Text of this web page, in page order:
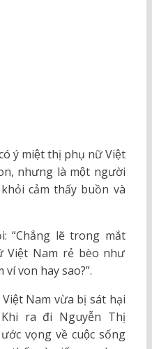
ý miệt thị phụ nữ Việt
nhưng là một người
cảm thấy buồn và
“Chẳng lẽ trong mắt
Việt Nam rẻ bèo như
von hay sao?”.
Nam vừa bị sát hại
ra đi Nguyễn Thị
vọng về cuộc sống